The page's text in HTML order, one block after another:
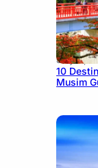
July 9,
10
Musim